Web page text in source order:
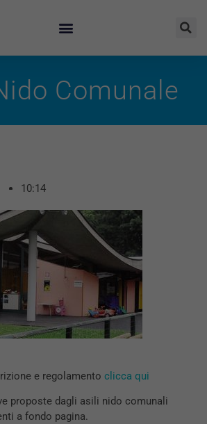
Comunale
10:14
e regolamento clicca qui
proposte dagli asili nido comunali
a fondo pagina.